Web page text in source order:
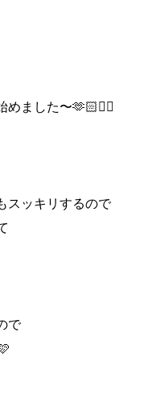
ました〜‪🫶🏻‎❤️‍🔥
スッキリするので
で